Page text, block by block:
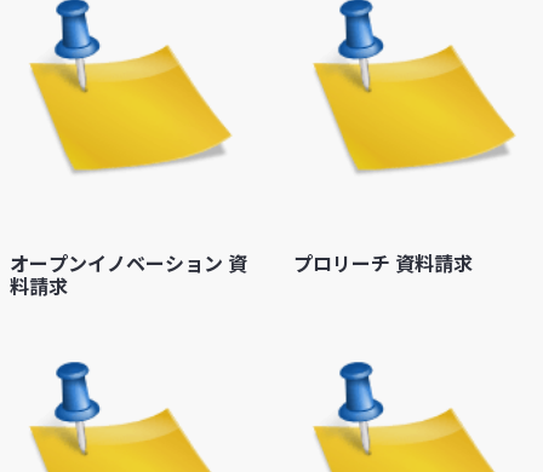
オープンイノベーション 資
料請求
プロリーチ 資料請求